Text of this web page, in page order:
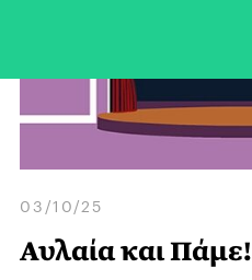
03/10/25
Αυλαία και Πάμε!